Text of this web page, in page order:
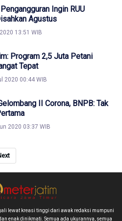
Ingin RUU
Agustus
13:51 WIB
Program 2,5 Juta Petani
Tepat
2020 00:44 WIB
II Corona, BNPB: Tak
2020 03:37 WIB
lewat kreasi tinggi dari awak redaksi mumpuni
enak dinikmati. Semua ada ukurannya, semua